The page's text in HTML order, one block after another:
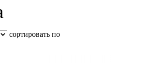
сортировать по